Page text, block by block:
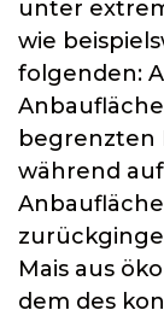
unter
wie
folgenden:
begrenzten
während
Mais aus
dem des